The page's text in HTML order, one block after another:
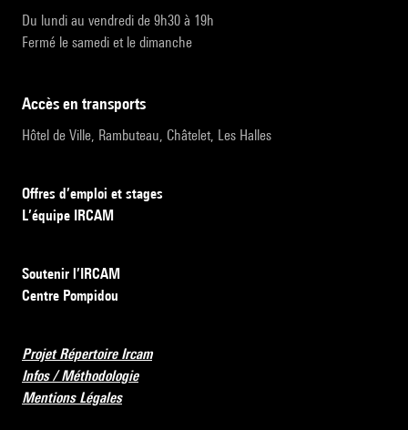
Du lundi au vendredi de 9h30 à 19h
Fermé le samedi et le dimanche
accès en transports
Hôtel de Ville, Rambuteau, Châtelet, Les Halles
Offres d’emploi et stages
L’équipe IRCAM
Soutenir l’IRCAM
Centre Pompidou
Projet Répertoire Ircam
Infos / Méthodologie
Mentions Légales